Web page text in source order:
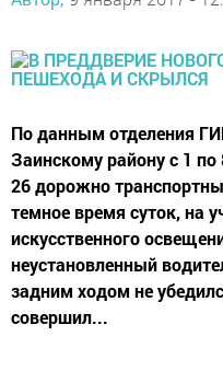
По данным отделения
Заинскому району с 1
26 дорожно
темное время суток, на
искусственного
неустановленный
задним ходом не
совершил...